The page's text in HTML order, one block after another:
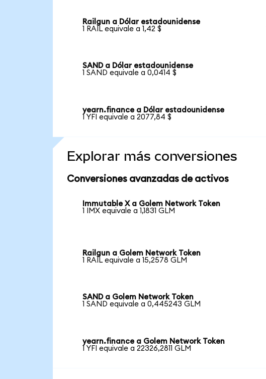
Railgun a Dólar estadounidense
1 RAIL equivale a 1,42 $
SAND a Dólar estadounidense
1 SAND equivale a 0,0414 $
yearn.finance a Dólar estadounidense
1 YFI equivale a 2077,84 $
Explorar más conversiones
Conversiones avanzadas de activos
Immutable X a Golem Network Token
1 IMX equivale a 1,1831 GLM
Railgun a Golem Network Token
1 RAIL equivale a 15,2578 GLM
SAND a Golem Network Token
1 SAND equivale a 0,445243 GLM
yearn.finance a Golem Network Token
1 YFI equivale a 22326,2811 GLM